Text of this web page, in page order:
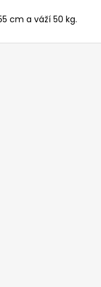
cm a váží 50 kg.